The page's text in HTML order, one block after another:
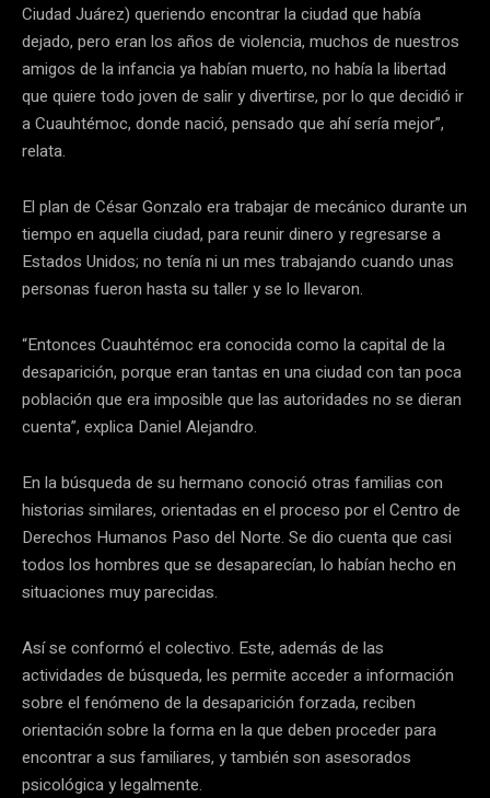
Ciudad Juárez) queriendo encontrar la ciudad que había
dejado, pero eran los años de violencia, muchos de nuestros
amigos de la infancia ya habían muerto, no había la libertad
que quiere todo joven de salir y divertirse, por lo que decidió ir
a Cuauhtémoc, donde nació, pensado que ahí sería mejor”,
relata.
El plan de César Gonzalo era trabajar de mecánico durante un
tiempo en aquella ciudad, para reunir dinero y regresarse a
Estados Unidos; no tenía ni un mes trabajando cuando unas
personas fueron hasta su taller y se lo llevaron.
“Entonces Cuauhtémoc era conocida como la capital de la
desaparición, porque eran tantas en una ciudad con tan poca
población que era imposible que las autoridades no se dieran
cuenta”, explica Daniel Alejandro.
En la búsqueda de su hermano conoció otras familias con
historias similares, orientadas en el proceso por el Centro de
Derechos Humanos Paso del Norte. Se dio cuenta que casi
todos los hombres que se desaparecían, lo habían hecho en
situaciones muy parecidas.
Así se conformó el colectivo. Este, además de las
actividades de búsqueda, les permite acceder a información
sobre el fenómeno de la desaparición forzada, reciben
orientación sobre la forma en la que deben proceder para
encontrar a sus familiares, y también son asesorados
psicológica y legalmente.